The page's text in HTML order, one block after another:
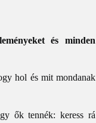
és minden
hol és mit mondanak
ők tennék: keress rá